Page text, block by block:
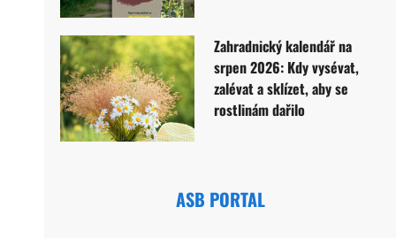
Zahradnický kalendář na
srpen 2026: Kdy vysévat,
zalévat a sklízet, aby se
rostlinám dařilo
ASB PORTAL